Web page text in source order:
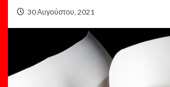
30 Αυγούστου, 2021